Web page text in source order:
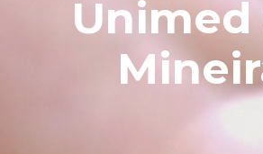
Unimed